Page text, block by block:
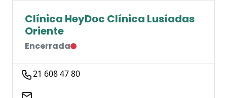
Clínica HeyDoc Clínica Lusíadas
Oriente
Encerrada
21 608 47 80